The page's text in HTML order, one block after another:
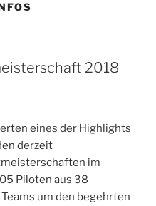
2018
eines der Highlights
derzeit
im
Piloten aus 38
um den begehrten